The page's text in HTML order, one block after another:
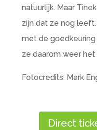
natuurlijk. Maar
zijn dat ze nog
met de goedkeuring
ze daarom weer het
Fotocredits: Mark
Direct